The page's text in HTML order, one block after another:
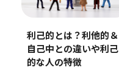
利己的とは？利他的＆
自己中との違いや利己
的な人の特徴